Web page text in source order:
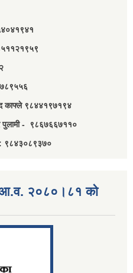
काफ्ले ९८४४१९७१९४
पुलामी - ९८६७६६७११०
९८४३०८९३७०
आ.व. २०८०।८१ को